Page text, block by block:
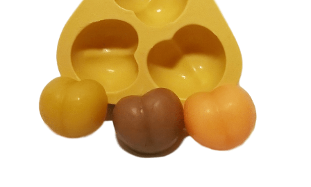
Matéria Prima
Corante, Pigmento e Óxido